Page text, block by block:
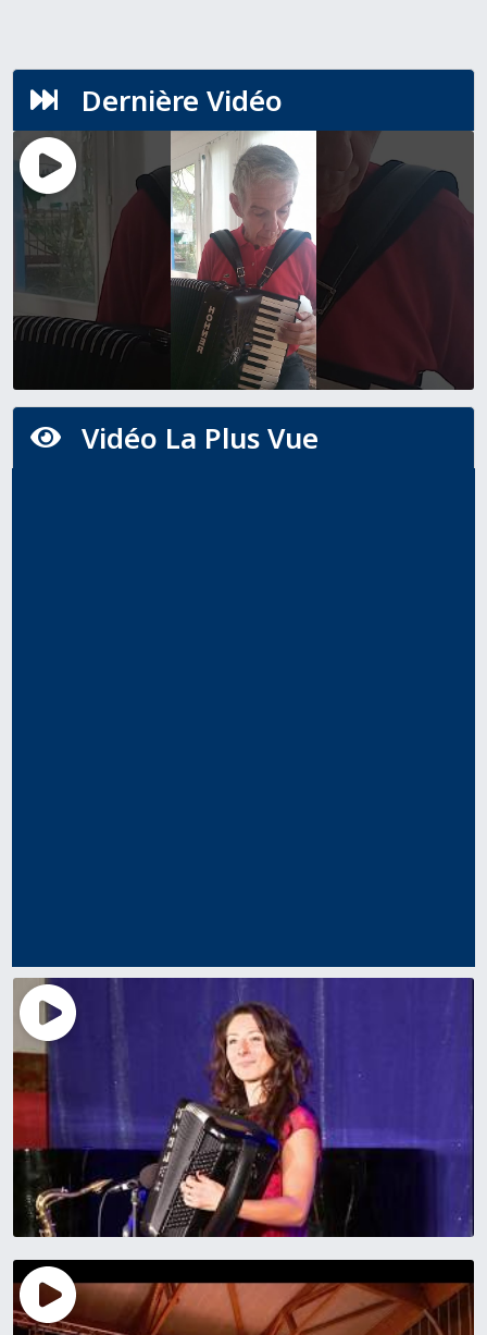
 Dernière Vidéo
 Vidéo La Plus Vue